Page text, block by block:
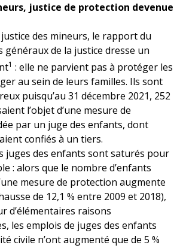
justice de protection devenue
justice des mineurs, le rapport du
généraux de la justice dresse un
1 : elle ne parvient pas à protéger les
au sein de leurs familles. Ils sont
puisqu’au 31 décembre 2021, 252
l’objet d’une mesure de
par un juge des enfants, dont
confiés à un tiers.
juges des enfants sont saturés pour
: alors que le nombre d’enfants
mesure de protection augmente
de 12,1 % entre 2009 et 2018),
d’élémentaires raisons
les emplois de juges des enfants
civile n’ont augmenté que de 5 %